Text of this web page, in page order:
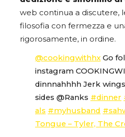
web continua a discutere,
filosofia con fermezza e
rigorosamente, in ordine.
@cookingwithhx Go
instagram
dinnnahhhh Jerk
sides @Ranks #dinner
als #myhusband
Tongue – Tyler, The